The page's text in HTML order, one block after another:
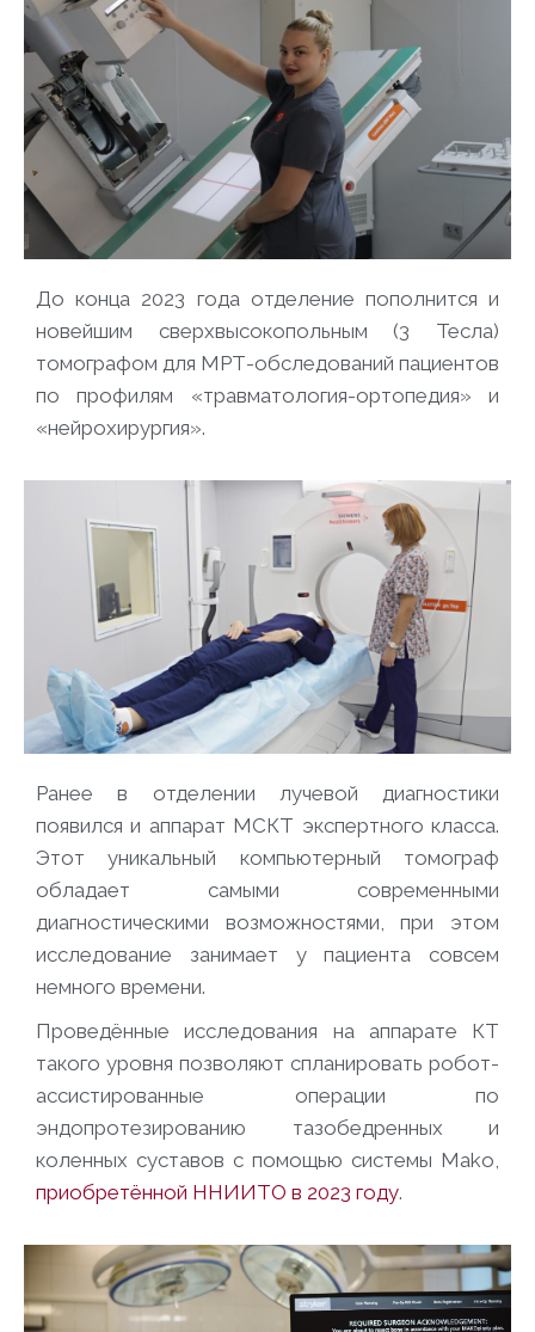
До конца 2023 года отделение пополнится и
новейшим сверхвысокопольным (3 Тесла)
томографом для МРТ-обследований пациентов
по профилям «травматология-ортопедия» и
«нейрохирургия».
Ранее в отделении лучевой диагностики
появился и аппарат МСКТ экспертного класса.
Этот уникальный компьютерный томограф
обладает самыми современными
диагностическими возможностями, при этом
исследование занимает у пациента совсем
немного времени.
Проведённые исследования на аппарате КТ
такого уровня позволяют спланировать робот-
ассистированные операции по
эндопротезированию тазобедренных и
коленных суставов с помощью системы Mako,
приобретённой ННИИТО в 2023 году.